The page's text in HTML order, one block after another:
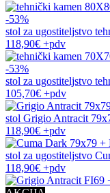
-53%
stol za ugostiteljstvo
118,90€ +pdv
-53%
stol za ugostiteljstvo
105,70€ +pdv
stol Grigio Antracit
118,90€ +pdv
stol za ugostiteljstvo
118,90€ +pdv